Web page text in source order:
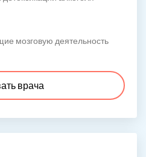
мозговую деятельность
врача